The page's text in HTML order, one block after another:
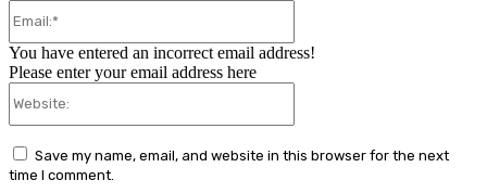
You have entered an incorrect email address!
Please enter your email address here
Save my name, email, and website in this browser for the next
time I comment.